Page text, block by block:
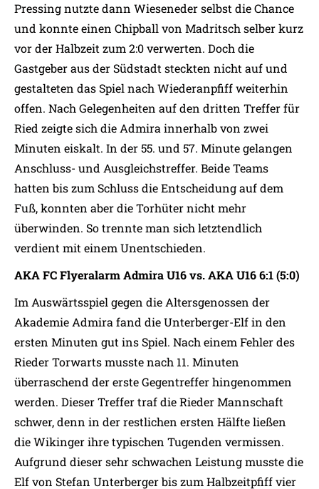
Pressing nutzte dann Wieseneder selbst die Chance
und konnte einen Chipball von Madritsch selber kurz
vor der Halbzeit zum 2:0 verwerten. Doch die
Gastgeber aus der Südstadt steckten nicht auf und
gestalteten das Spiel nach Wiederanpfiff weiterhin
offen. Nach Gelegenheiten auf den dritten Treffer für
Ried zeigte sich die Admira innerhalb von zwei
Minuten eiskalt. In der 55. und 57. Minute gelangen
Anschluss- und Ausgleichstreffer. Beide Teams
hatten bis zum Schluss die Entscheidung auf dem
Fuß, konnten aber die Torhüter nicht mehr
überwinden. So trennte man sich letztendlich
verdient mit einem Unentschieden.
AKA FC Flyeralarm Admira U16 vs. AKA U16 6:1 (5:0)
Im Auswärtsspiel gegen die Altersgenossen der
Akademie Admira fand die Unterberger-Elf in den
ersten Minuten gut ins Spiel. Nach einem Fehler des
Rieder Torwarts musste nach 11. Minuten
überraschend der erste Gegentreffer hingenommen
werden. Dieser Treffer traf die Rieder Mannschaft
schwer, denn in der restlichen ersten Hälfte ließen
die Wikinger ihre typischen Tugenden vermissen.
Aufgrund dieser sehr schwachen Leistung musste die
Elf von Stefan Unterberger bis zum Halbzeitpfiff vier